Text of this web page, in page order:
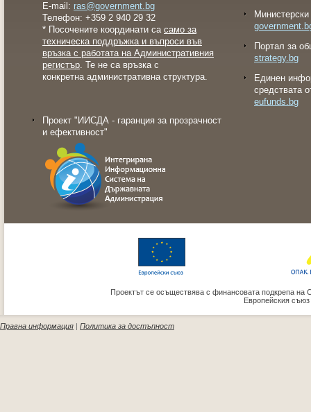
E-mail: ras@government.bg
Телефон: +359 2 940 29 32
* Посочените координати са само за
техническа поддръжка и въпроси във
връзка с работата на Административния
регистър. Те не са връзка с
конкретна административна структура.
Проект "ИИСДА - гаранция за прозрачност
и ефективност"
Портал за
strategy.bg
Eдинен
средствата
eufunds.bg
Проектът се осъществява с финансовата подкрепа на
Европейския
Правна информация | Политика за достъпност